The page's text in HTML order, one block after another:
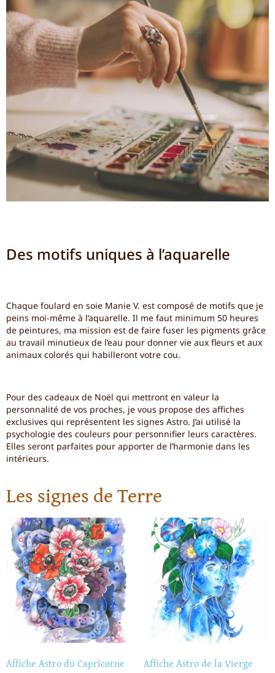
Des motifs uniques à l’aquarelle
Chaque foulard en soie Manie V. est composé de motifs que je
peins moi-même à l’aquarelle. Il me faut minimum 50 heures
de peintures, ma mission est de faire fuser les pigments grâce
au travail minutieux de l’eau pour donner vie aux fleurs et aux
animaux colorés qui habilleront votre cou.
Pour des cadeaux de Noël qui mettront en valeur la
personnalité de vos proches, je vous propose des affiches
exclusives qui représentent les signes Astro. J’ai utilisé la
psychologie des couleurs pour personnifier leurs caractères.
Elles seront parfaites pour apporter de l’harmonie dans les
intérieurs.
Les signes de Terre
Affiche Astro du Capricorne Affiche Astro de la Vierge